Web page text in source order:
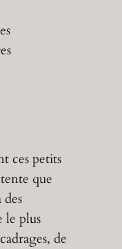
ces petits
que
des
le plus
de